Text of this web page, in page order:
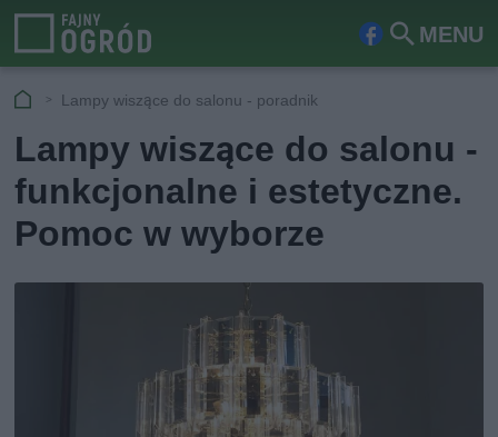
MENU
Fa Szu
Lampy wiszące do salonu - poradnik
Lampy wiszące do salonu -
funkcjonalne i estetyczne.
Pomoc w wyborze